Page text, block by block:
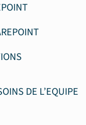
DE L’EQUIPE